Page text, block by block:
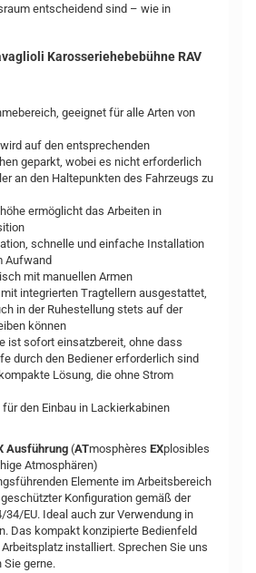
entscheidend sind – wie in
Karosseriehebebühne RAV
geeignet für alle Arten von
auf den entsprechenden
geparkt, wobei es nicht erforderlich
an den Haltepunkten des Fahrzeugs zu
ermöglicht das Arbeiten in
schnelle und einfache Installation
Aufwand
mit manuellen Armen
integrierten Tragtellern ausgestattet,
in der Ruhestellung stets auf der
können
ist sofort einsatzbereit, ohne dass
durch den Bediener erforderlich sind
Lösung, die ohne Strom
den Einbau in Lackierkabinen
Ausführung (ATmosphères EXplosibles
Atmosphären)
Elemente im Arbeitsbereich
Konfiguration gemäß der
34/EU. Ideal auch zur Verwendung in
Das kompakt konzipierte Bedienfeld
installiert. Sprechen Sie uns
Sie gerne.